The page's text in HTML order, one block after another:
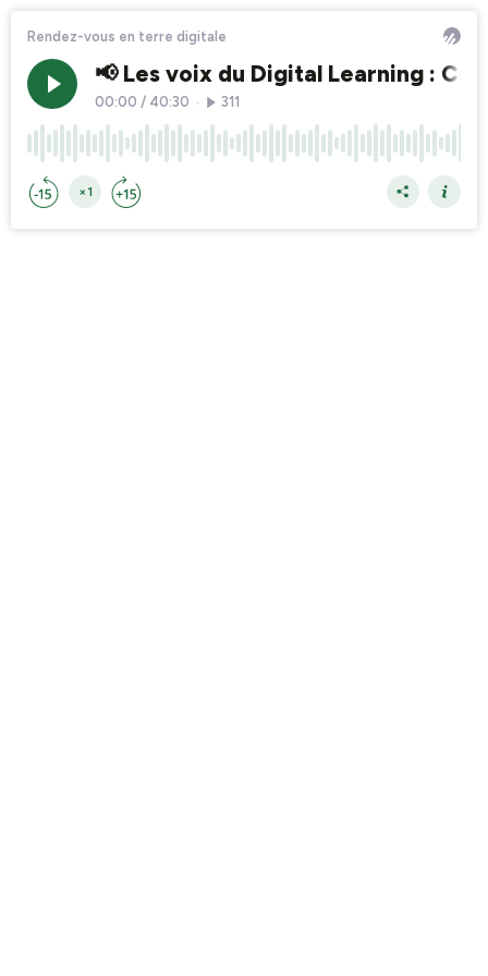
Rendez-vous en terre digitale
📢 Les voix du Digital Learning :
00:00 / 40:30 311
×1